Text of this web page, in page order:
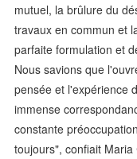
mutuel, la brûlure du
travaux en commun et
parfaite formulation et
Nous savions que
pensée et l'expérience
immense
constante
toujours", confiait